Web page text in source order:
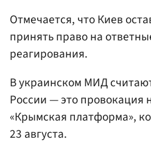
Отмечается, что Киев
принять право на
реагирования.
В украинском МИД
России — это провокация
«Крымская платформа»,
23 августа.